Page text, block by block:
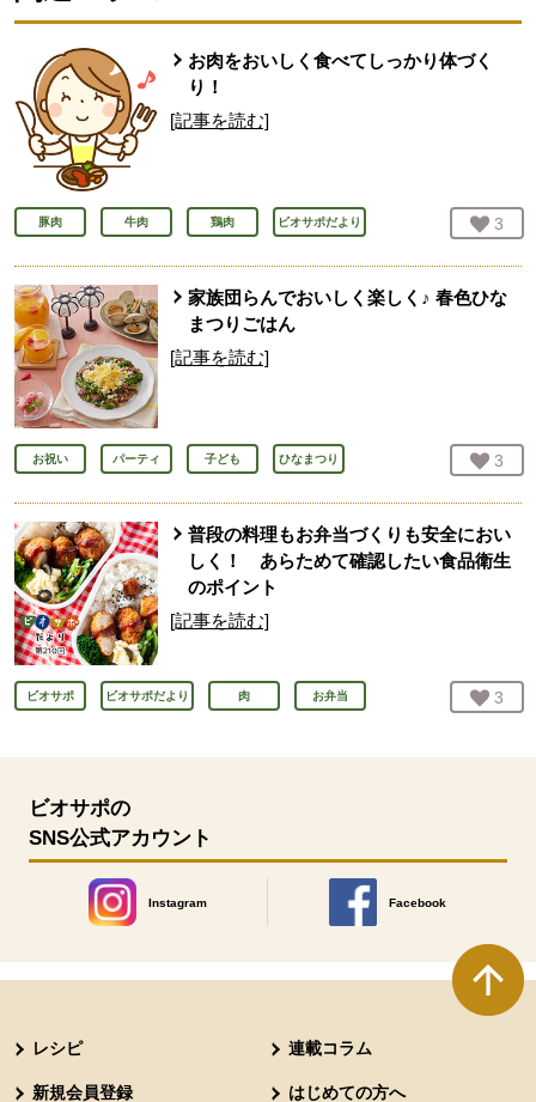
お肉をおいしく食べてしっかり体づく
り！
[記事を読む]
豚肉 牛肉 鶏肉 ビオサポだより お気
3
家族団らんでおいしく楽しく♪ 春色ひな
まつりごはん
[記事を読む]
お祝い パーティ 子ども ひなまつり お気
3
普段の料理もお弁当づくりも安全におい
しく！ あらためて確認したい食品衛生
のポイント
[記事を読む]
ビオサポ ビオサポだより 肉 お弁当 お気
3
ビオサポの
SNS公式アカウント
Instagram
別のウィンドウで開きます。
Facebook
別のウィンドウで開きます
レシピ 連載コラム
新規会員登録 はじめての方へ